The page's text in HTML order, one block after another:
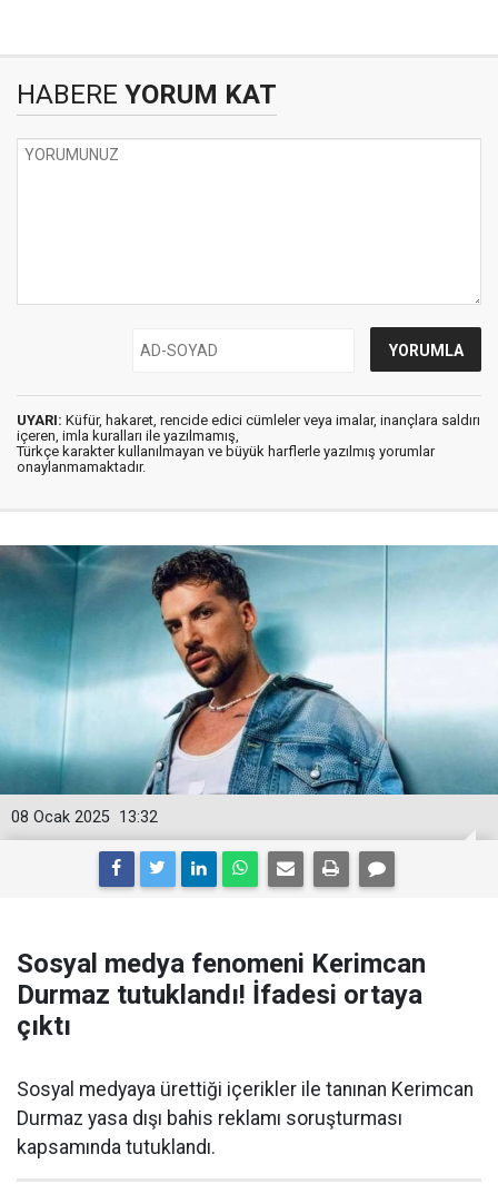
HABERE YORUM KAT
UYARI: Küfür, hakaret, rencide edici cümleler veya imalar, inançlara saldırı
içeren, imla kuralları ile yazılmamış,
Türkçe karakter kullanılmayan ve büyük harflerle yazılmış yorumlar
onaylanmamaktadır.
13:32
08 Ocak 2025
Sosyal medya fenomeni Kerimcan
Durmaz tutuklandı! İfadesi ortaya
çıktı
Sosyal medyaya ürettiği içerikler ile tanınan Kerimcan
Durmaz yasa dışı bahis reklamı soruşturması
kapsamında tutuklandı.